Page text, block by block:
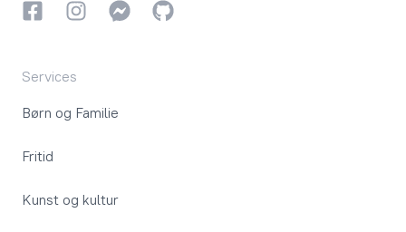
FacebookInstagramInstagram
GitHub
Services
Børn og Familie
Fritid
Kunst og kultur